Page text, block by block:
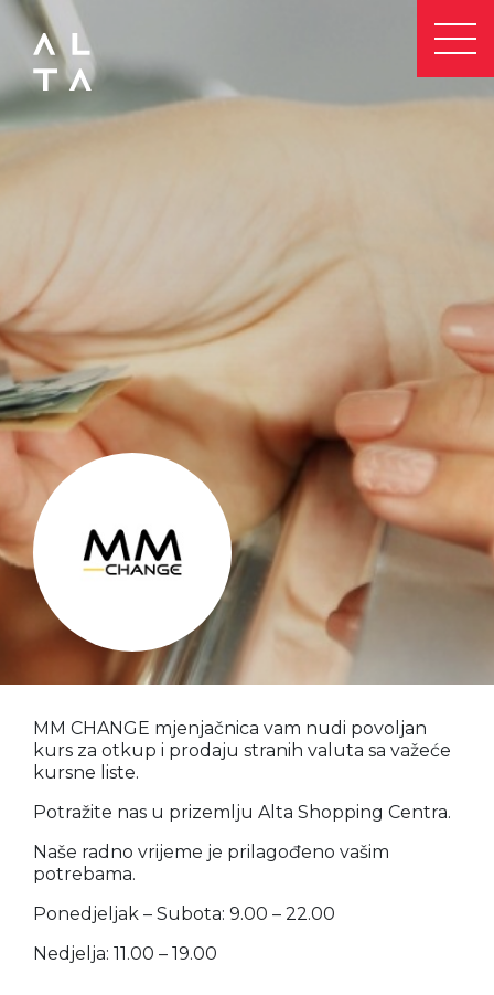
MM CHANGE mjenjačnica vam nudi povoljan
kurs za otkup i prodaju stranih valuta sa važeće
kursne liste.
Potražite nas u prizemlju Alta Shopping Centra.
Naše radno vrijeme je prilagođeno vašim
potrebama.
Ponedjeljak – Subota: 9.00 – 22.00
Nedjelja: 11.00 – 19.00